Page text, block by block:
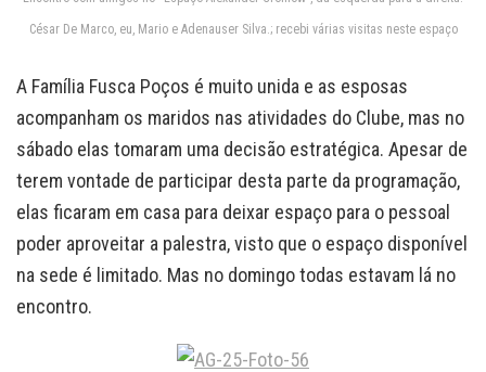
César De Marco, eu, Mario e Adenauser Silva.; recebi várias visitas neste espaço
A Família Fusca Poços é muito unida e as esposas
acompanham os maridos nas atividades do Clube, mas no
sábado elas tomaram uma decisão estratégica. Apesar de
terem vontade de participar desta parte da programação,
elas ficaram em casa para deixar espaço para o pessoal
poder aproveitar a palestra, visto que o espaço disponível
na sede é limitado. Mas no domingo todas estavam lá no
encontro.